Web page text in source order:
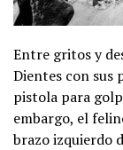
Entre gritos y
Dientes con sus
pistola para
embargo, el
brazo izquierdo